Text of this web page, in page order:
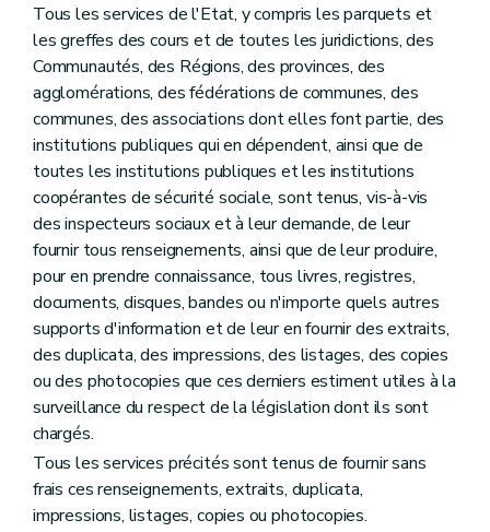
Tous les services de l'Etat, y compris les parquets et
les greffes des cours et de toutes les juridictions, des
Communautés, des Régions, des provinces, des
agglomérations, des fédérations de communes, des
communes, des associations dont elles font partie, des
institutions publiques qui en dépendent, ainsi que de
toutes les institutions publiques et les institutions
coopérantes de sécurité sociale, sont tenus, vis-à-vis
des inspecteurs sociaux et à leur demande, de leur
fournir tous renseignements, ainsi que de leur produire,
pour en prendre connaissance, tous livres, registres,
documents, disques, bandes ou n'importe quels autres
supports d'information et de leur en fournir des extraits,
des duplicata, des impressions, des listages, des copies
ou des photocopies que ces derniers estiment utiles à la
surveillance du respect de la législation dont ils sont
chargés.
Tous les services précités sont tenus de fournir sans
frais ces renseignements, extraits, duplicata,
impressions, listages, copies ou photocopies.